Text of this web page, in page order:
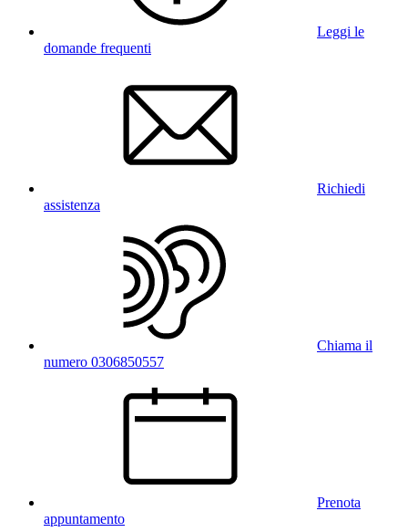
Leggi le
domande frequenti
Richiedi
assistenza
Chiama il
numero 0306850557
Prenota
appuntamento